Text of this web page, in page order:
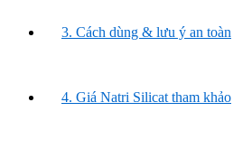
3. Cách dùng & lưu ý an toàn
4. Giá Natri Silicat tham khảo